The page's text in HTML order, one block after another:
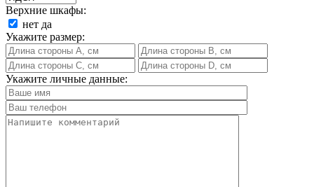
Верхние шкафы:
нет да
Укажите размер:
Укажите личные данные: